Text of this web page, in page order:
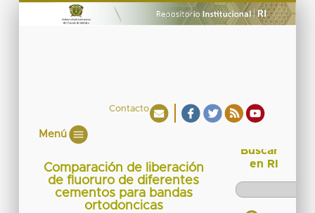
Contacto
Menú
Comparación de liberación
de fluoruro de diferentes
cementos para bandas
ortodoncicas
Buscar
en RI